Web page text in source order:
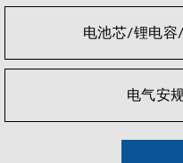
电池芯/锂电容
电气安